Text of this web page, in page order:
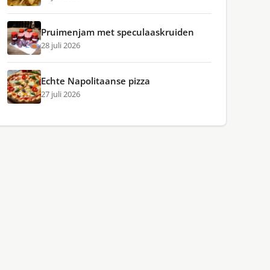
Pruimenjam met speculaaskruiden
28 juli 2026
Echte Napolitaanse pizza
27 juli 2026